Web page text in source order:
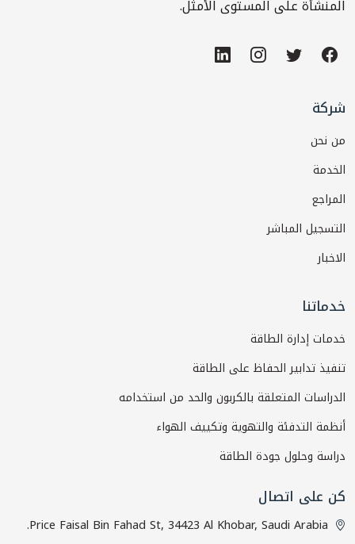
المنشأة على المستوى الأمثل.
شركة
من نحن
الخدمة
المراجع
التسجيل المباشر
الاخبار
خدماتنا
خدمات إدارة الطاقة
تنفيذ تدابير الحفاظ على الطاقة
الدراسات المتعلقة بالكربون والحد من استخدامه
أنظمة التدفئة والتهوية وتكييف الهواء
دراسة وحلول جودة الطاقة
كن على اتصال
Price Faisal Bin Fahad St, 34423 Al Khobar, Saudi Arabia.